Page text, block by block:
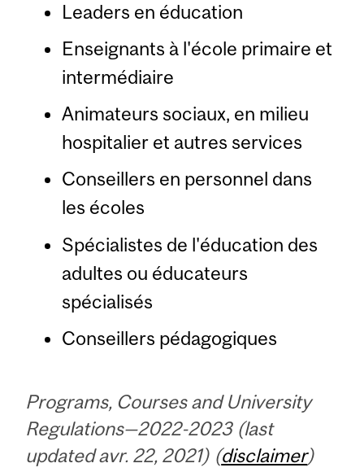
Leaders en éducation
Enseignants à l'école primaire et
intermédiaire
Animateurs sociaux, en milieu
hospitalier et autres services
Conseillers en personnel dans
les écoles
Spécialistes de l'éducation des
adultes ou éducateurs
spécialisés
Conseillers pédagogiques
Programs, Courses and University
Regulations—2022-2023 (last
updated avr. 22, 2021) (disclaimer)